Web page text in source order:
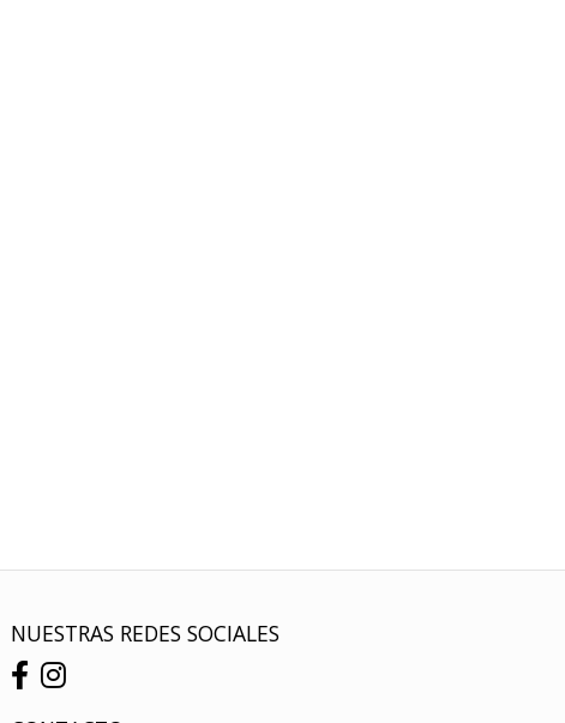
NUESTRAS REDES SOCIALES